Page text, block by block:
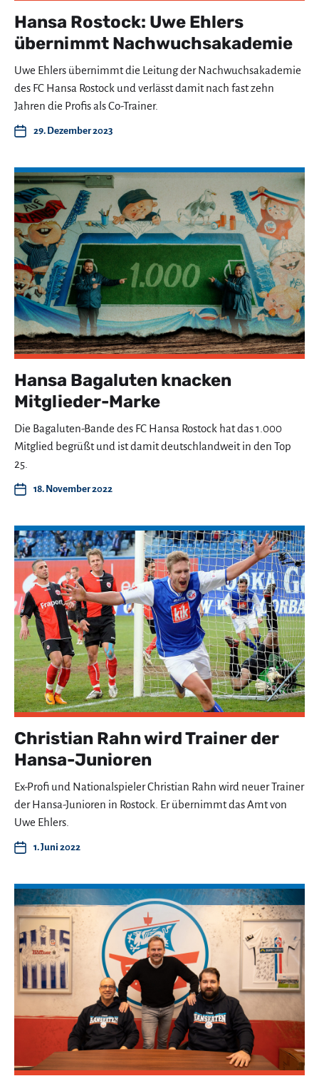
Hansa Rostock: Uwe Ehlers
übernimmt Nachwuchsakademie
Uwe Ehlers übernimmt die Leitung der Nachwuchsakademie
des FC Hansa Rostock und verlässt damit nach fast zehn
Jahren die Profis als Co-Trainer.
29. Dezember 2023
Hansa Bagaluten knacken
Mitglieder-Marke
Die Bagaluten-Bande des FC Hansa Rostock hat das 1.000
Mitglied begrüßt und ist damit deutschlandweit in den Top
25.
18. November 2022
Christian Rahn wird Trainer der
Hansa-Junioren
Ex-Profi und Nationalspieler Christian Rahn wird neuer Trainer
der Hansa-Junioren in Rostock. Er übernimmt das Amt von
Uwe Ehlers.
1. Juni 2022